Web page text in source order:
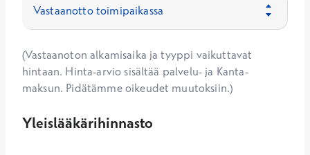
(Vastaanoton alkamisaika ja tyyppi vaikuttavat
hintaan. Hinta-arvio sisältää palvelu- ja Kanta-
maksun. Pidätämme oikeudet muutoksiin.)
Yleislääkärihinnasto